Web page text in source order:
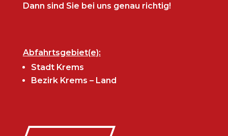
Dann sind Sie bei uns genau richtig!
Abfahrtsgebiet(e):
Stadt Krems
Bezirk Krems – Land